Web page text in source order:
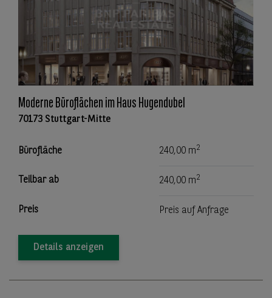
Moderne Büroflächen im Haus Hugendubel
70173 Stuttgart-Mitte
Bürofläche 240,00 m2
Teilbar ab 240,00 m2
Preis Preis auf Anfrage
Details anzeigen